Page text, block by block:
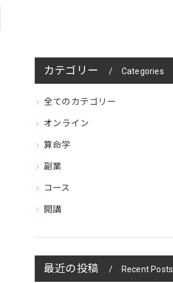
カテゴリー Categories
全てのカテゴリー
オンライン
算命学
副業
コース
開講
最近の投稿 Recent Posts